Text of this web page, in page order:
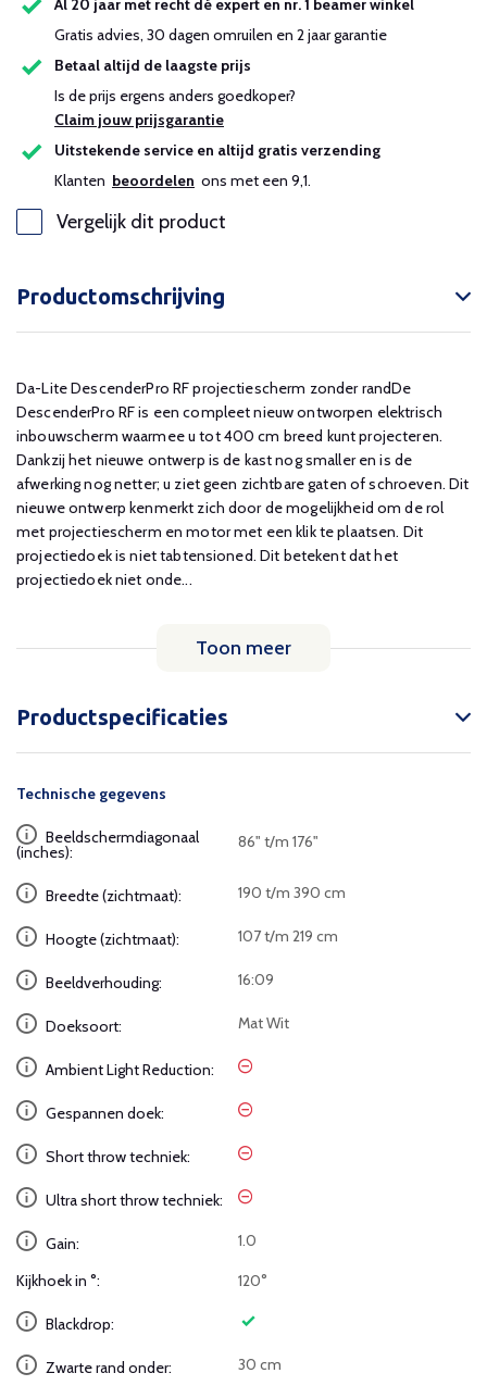
Al 20 jaar met recht dé expert en nr. 1 beamer winkel
Gratis advies, 30 dagen omruilen en 2 jaar garantie
Betaal altijd de laagste prijs
Is de prijs ergens anders goedkoper?
Claim jouw prijsgarantie
Uitstekende service en altijd gratis verzending
Klanten beoordelen ons met een 9,1.
Vergelijk dit product
Productomschrijving
Da-Lite DescenderPro RF projectiescherm zonder randDe
DescenderPro RF is een compleet nieuw ontworpen elektrisch
inbouwscherm waarmee u tot 400 cm breed kunt projecteren.
Dankzij het nieuwe ontwerp is de kast nog smaller en is de
afwerking nog netter; u ziet geen zichtbare gaten of schroeven. Dit
nieuwe ontwerp kenmerkt zich door de mogelijkheid om de rol
met projectiescherm en motor met een klik te plaatsen. Dit
projectiedoek is niet tabtensioned. Dit betekent dat het
projectiedoek niet onde...
Toon meer
Productspecificaties
Technische gegevens
Beeldschermdiagonaal
(inches):
86" t/m 176"
Breedte (zichtmaat): 190 t/m 390 cm
Hoogte (zichtmaat): 107 t/m 219 cm
Beeldverhouding: 16:09
Doeksoort: Mat Wit
Ambient Light Reduction:
Gespannen doek:
Short throw techniek:
Ultra short throw techniek:
Gain: 1.0
Kijkhoek in °: 120°
Blackdrop:
Zwarte rand onder: 30 cm